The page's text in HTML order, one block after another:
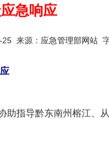
急响应
来源： 应急管理部网站
指导黔东南州榕江、
“神药”背后